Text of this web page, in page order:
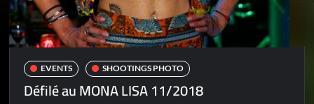
EVENTS SHOOTINGS PHOTO
Défilé au MONA LISA 11/2018